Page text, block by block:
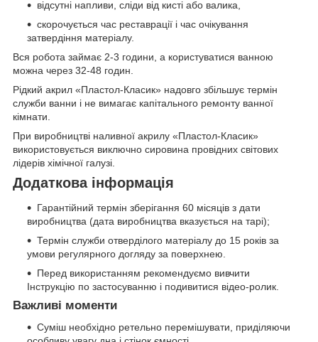
відсутні напливи, сліди від кисті або валика,
скорочується час реставрації і час очікування
затвердіння матеріалу.
Вся робота займає 2-3 години, а користуватися ванною
можна через 32-48 годин.
Рідкий акрил «Пластол-Класик» надовго збільшує термін
служби ванни і не вимагає капітального ремонту ванної
кімнати.
При виробництві наливної акрилу «Пластол-Класик»
використовується виключно сировина провідних світових
лідерів хімічної галузі.
Додаткова інформація
Гарантійний термін зберігання 60 місяців з дати
виробництва (дата виробництва вказується на тарі);
Термін служби отверділого матеріалу до 15 років за
умови регулярного догляду за поверхнею.
Перед використанням рекомендуємо вивчити
Інструкцію по застосуванню і подивитися відео-ролик.
Важливі моменти
Суміш необхідно ретельно перемішувати, приділяючи